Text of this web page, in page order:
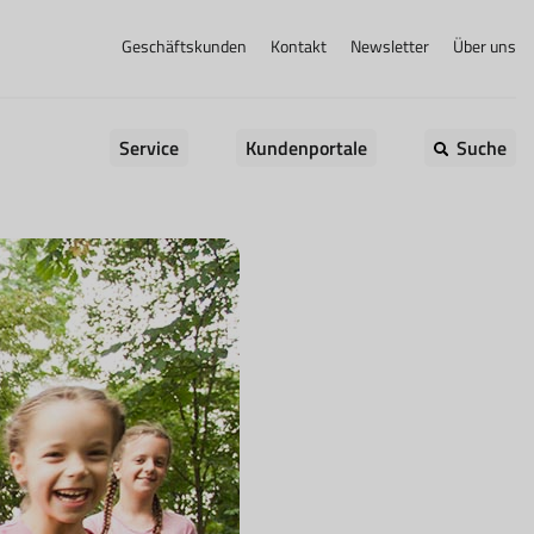
Geschäftskunden Kontakt Newsletter Über uns
Service Kundenportale Suche